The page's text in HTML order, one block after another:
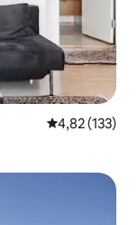
4,82 de uma
4,82 (133)